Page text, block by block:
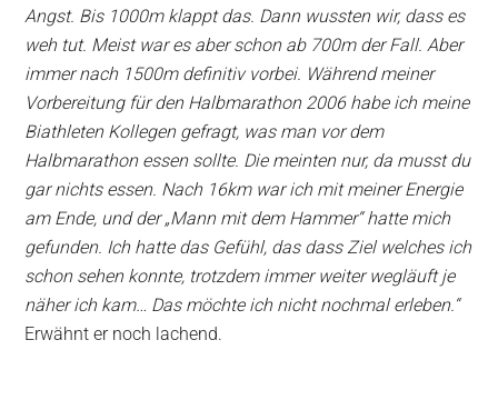
Angst. Bis 1000m klappt das. Dann wussten wir, dass es
weh tut. Meist war es aber schon ab 700m der Fall. Aber
immer nach 1500m definitiv vorbei. Während meiner
Vorbereitung für den Halbmarathon 2006 habe ich meine
Biathleten Kollegen gefragt, was man vor dem
Halbmarathon essen sollte. Die meinten nur, da musst du
gar nichts essen. Nach 16km war ich mit meiner Energie
am Ende, und der „Mann mit dem Hammer“ hatte mich
gefunden. Ich hatte das Gefühl, das dass Ziel welches ich
schon sehen konnte, trotzdem immer weiter wegläuft je
näher ich kam… Das möchte ich nicht nochmal erleben.“
Erwähnt er noch lachend.